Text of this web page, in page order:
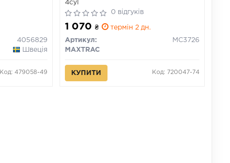
4056829
Швеція
Код: 479058-49
4cyl
0 відгуків
1 070₴ термін 2 дн.
Артикул:
MC3726
MAXTRAC
КУПИТИ Код: 720047-74